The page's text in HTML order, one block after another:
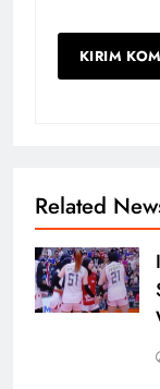
Related